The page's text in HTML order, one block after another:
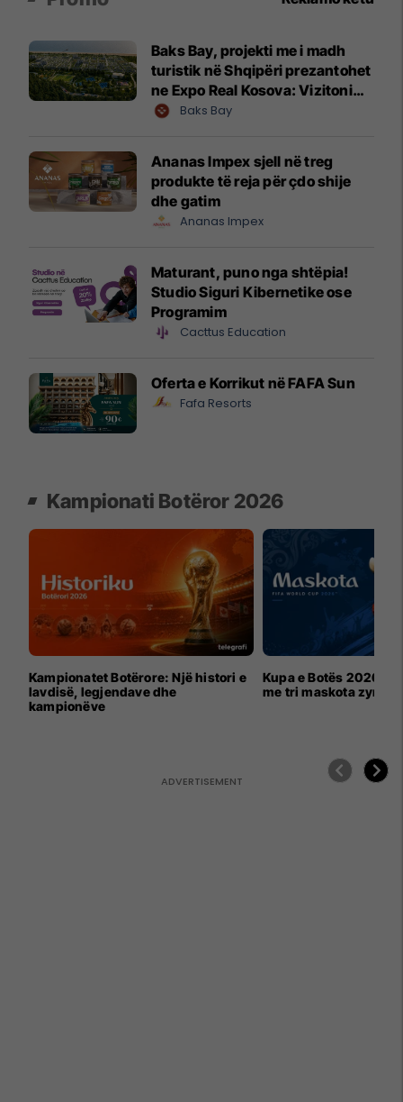
Baks Bay, projekti me i madh
turistik në Shqipëri prezantohet
ne Expo Real Kosova: Vizitoni
shtandin dhe zbuloni
Baks Bay
Ananas Impex sjell në treg
produkte të reja për çdo shije
dhe gatim
Ananas Impex
Maturant, puno nga shtëpia!
Studio Siguri Kibernetike ose
Programim
Cacttus Education
Oferta e Korrikut në FAFA Sun
Fafa Resorts
Kampionati Botëror 2026
Kampionatet Botërore: Një histori e
lavdisë, legjendave dhe
kampionëve
Kupa e Botës 2026
me tri maskota zyrtare